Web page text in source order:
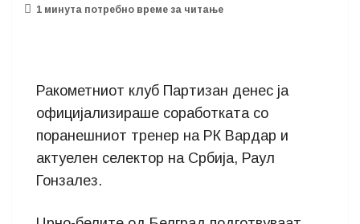
1 минутa потребно време за читање
Ракометниот клуб Партизан денес ја
официјализираше соработката со
поранешниот тренер на РК Вардар и
актуелен селектор на Србија, Раул
Гонзалез.